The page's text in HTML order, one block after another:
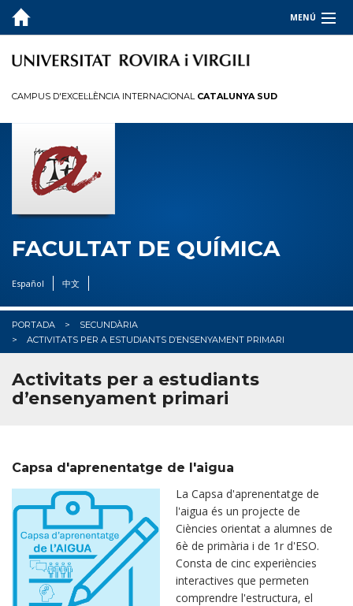
MENÚ
LA FACULTAT
QUALITAT
INFORMACIÓ PER A
R+D+I
CAMPUS D'EXCEL·LÈNCIA INTERNACIONAL CATALUNYA SUD
FACULTAT DE QUÍMICA
Español 中文
PORTADA
SECUNDÀRIA
ACTIVITATS PER A ESTUDIANTS D’ENSENYAMENT PRIMARI
Activitats per a estudiants
d’ensenyament primari
Capsa d'aprenentatge de l'aigua
La Capsa d'aprenentatge de
l'aigua és un projecte de
Ciències orientat a alumnes de
6è de primària i de 1r d'ESO.
Consta de cinc experiències
interactives que permeten
comprendre l'estructura, el